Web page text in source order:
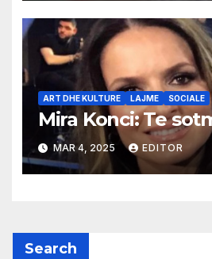
ART DHE KULTURE LAJME SOCIALE
Mira Konci: Te
MAR 4, 2025 EDITOR
Search